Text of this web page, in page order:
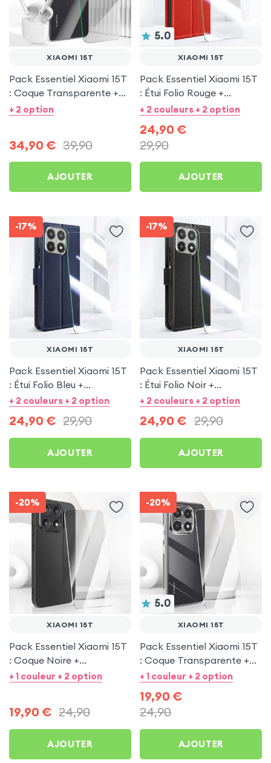
XIAOMI 15T
Pack Essentiel Xiaomi 15T
: Coque Transparente +
Protection écran +
+ 2 option
34,90 € 39,90
AJOUTER
5.0
XIAOMI 15T
Pack Essentiel Xiaomi 15T
: Étui Folio Rouge +
Protection écran
+ 2 couleurs + 2 option
24,90 €
29,90
AJOUTER
-17%
XIAOMI 15T
Pack Essentiel Xiaomi 15T
: Étui Folio Bleu +
Protection écran
+ 2 couleurs + 2 option
24,90 € 29,90
AJOUTER
-17%
XIAOMI 15T
Pack Essentiel Xiaomi 15T
: Étui Folio Noir +
Protection écran
+ 2 couleurs + 2 option
24,90 € 29,90
AJOUTER
-20%
XIAOMI 15T
Pack Essentiel Xiaomi 15T
: Coque Noire +
Protection écran
+ 1 couleur + 2 option
19,90 € 24,90
AJOUTER
-20%
5.0
XIAOMI 15T
Pack Essentiel Xiaomi 15T
: Coque Transparente +
Protection écran
+ 1 couleur + 2 option
19,90 €
24,90
AJOUTER